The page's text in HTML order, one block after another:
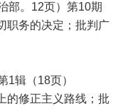
部。12页）第10期
职务的决定；批判广
1辑（18页）
的修正主义路线；批